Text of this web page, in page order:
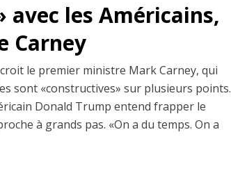
avec les Américains,
Carney
le premier ministre Mark Carney, qui
sont «constructives» sur plusieurs points.
Donald Trump entend frapper le
à grands pas. «On a du temps. On a